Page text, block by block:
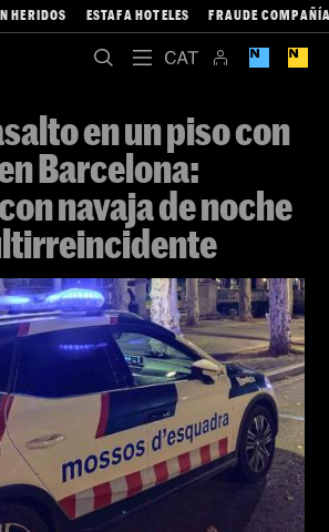
HERIDOS ESTAFA HOTELES FRAUDE
en un piso con
Barcelona:
navaja de noche